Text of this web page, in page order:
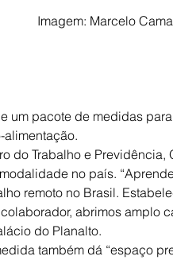
Imagem: Marcelo
um pacote de medidas
alimentação.
do Trabalho e
no país.
remoto no Brasil.
abrimos amplo
do Planalto.
também dá “espaço